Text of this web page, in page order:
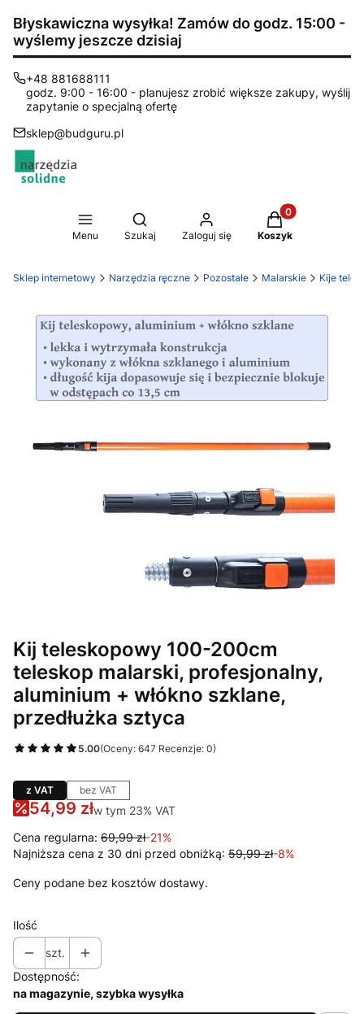
Błyskawiczna wysyłka! Zamów do godz. 15:00 -
wyślemy jeszcze dzisiaj
+48 881688111
godz. 9:00 - 16:00 - planujesz zrobić większe zakupy, wyślij
zapytanie o specjalną ofertę
sklep@budguru.pl
Menu
Otwórz wyszukiwarkę
Szukaj Zaloguj się
Produkty w
Koszyk
Sklep internetowy Narzędzia ręczne Pozostałe Malarskie
Kij teleskopowy 100-200cm
teleskop malarski, profesjonalny,
aluminium + włókno szklane,
przedłużka sztyca
5.00(Oceny: 647 Recenzje: 0)
z VAT bez VAT
54,99 złw tym 23% VAT
w tym 23% VAT
Cena regularna: 69,99 zł-21%
Najniższa cena z 30 dni przed obniżką: 59,99 zł-8%
Ceny podane bez kosztów dostawy.
Ilość
szt.
Dostępność:
na magazynie, szybka wysyłka